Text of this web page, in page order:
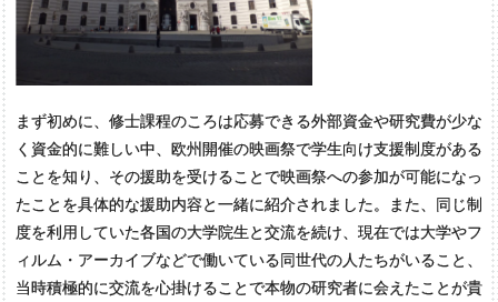
まず初めに、修士課程のころは応募できる外部資金や研究費が少な
く資金的に難しい中、欧州開催の映画祭で学生向け支援制度がある
ことを知り、その援助を受けることで映画祭への参加が可能になっ
たことを具体的な援助内容と一緒に紹介されました。また、同じ制
度を利用していた各国の大学院生と交流を続け、現在では大学やフ
ィルム・アーカイブなどで働いている同世代の人たちがいること、
当時積極的に交流を心掛けることで本物の研究者に会えたことが貴